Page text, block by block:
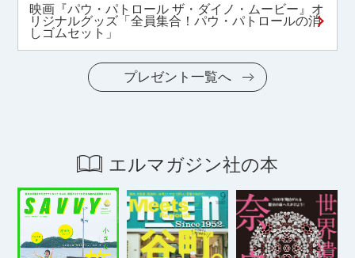
映画『パウ・パトロール ザ・ダイノ・ムービー』オ
リジナルグッズ「全員集合！パウ・パトロールの消
しゴムセット」
プレゼント一覧へ
エルマガジン社の本